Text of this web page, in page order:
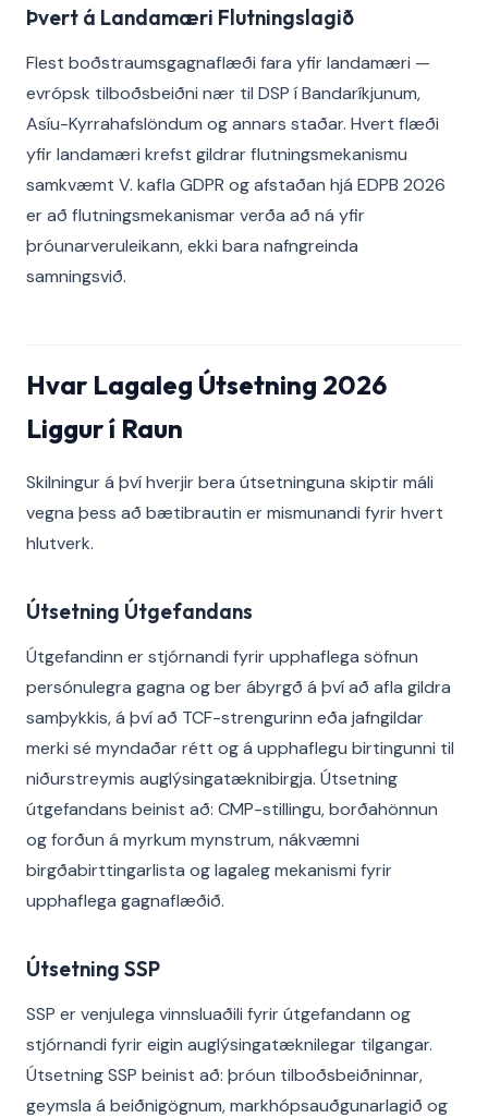
Þvert á Landamæri Flutningslagið
Flest boðstraumsgagnaflæði fara yfir landamæri —
evrópsk tilboðsbeiðni nær til DSP í Bandaríkjunum,
Asíu-Kyrrahafslöndum og annars staðar. Hvert flæði
yfir landamæri krefst gildrar flutningsmekanismu
samkvæmt V. kafla GDPR og afstaðan hjá EDPB 2026
er að flutningsmekanismar verða að ná yfir
þróunarveruleikann, ekki bara nafngreinda
samningsvið.
Hvar Lagaleg Útsetning 2026
Liggur í Raun
Skilningur á því hverjir bera útsetninguna skiptir máli
vegna þess að bætibrautin er mismunandi fyrir hvert
hlutverk.
Útsetning Útgefandans
Útgefandinn er stjórnandi fyrir upphaflega söfnun
persónulegra gagna og ber ábyrgð á því að afla gildra
samþykkis, á því að TCF-strengurinn eða jafngildar
merki sé myndaðar rétt og á upphaflegu birtingunni til
niðurstreymis auglýsingatæknibirgja. Útsetning
útgefandans beinist að: CMP-stillingu, borðahönnun
og forðun á myrkum mynstrum, nákvæmni
birgðabirttingarlista og lagaleg mekanismi fyrir
upphaflega gagnaflæðið.
Útsetning SSP
SSP er venjulega vinnsluaðili fyrir útgefandann og
stjórnandi fyrir eigin auglýsingatæknilegar tilgangar.
Útsetning SSP beinist að: þróun tilboðsbeiðninnar,
geymsla á beiðnigögnum, markhópsauðgunarlagið og